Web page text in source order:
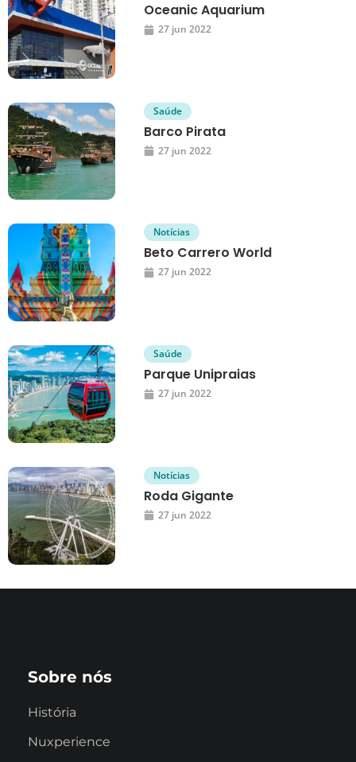
Oceanic Aquarium
27 jun 2022
Saúde
Barco Pirata
27 jun 2022
Notícias
Beto Carrero World
27 jun 2022
Saúde
Parque Unipraias
27 jun 2022
Notícias
Roda Gigante
27 jun 2022
Sobre nós
História
Nuxperience